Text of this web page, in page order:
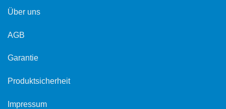
Über uns
AGB
Garantie
Produktsicherheit
Impressum